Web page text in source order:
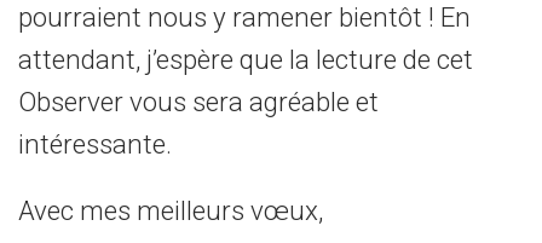
pourraient nous y ramener bientôt ! En
attendant, j’espère que la lecture de cet
Observer vous sera agréable et
intéressante.
Avec mes meilleurs vœux,